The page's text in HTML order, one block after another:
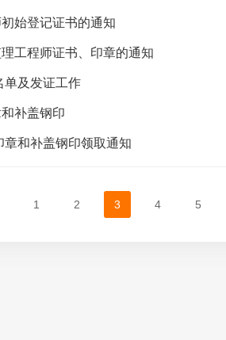
始登记证书的通知
工程师证书、印章的通知
单及发证工作
补盖钢印
和补盖钢印领取通知
1 2 3 4 5